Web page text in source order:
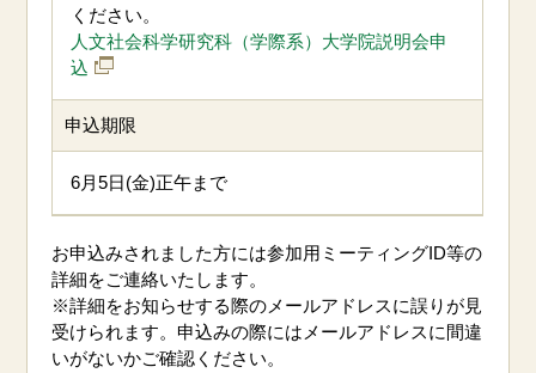
ください。
人文社会科学研究科（学際系）大学院説明会申
込
申込期限
6月5日(金)正午まで
お申込みされました方には参加用ミーティングID等の
詳細をご連絡いたします。
※詳細をお知らせする際のメールアドレスに誤りが見
受けられます。申込みの際にはメールアドレスに間違
いがないかご確認ください。